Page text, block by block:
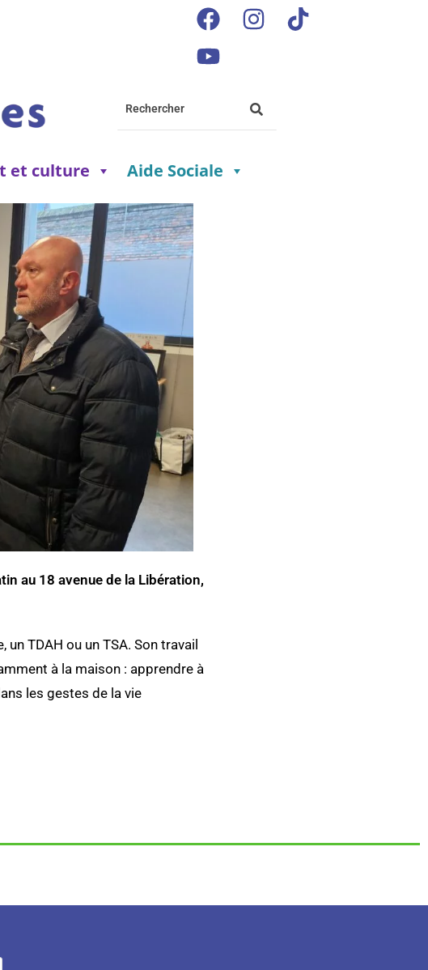
et culture Aide Sociale
au 18 avenue de la Libération,
TDAH ou un TSA. Son travail
à la maison : apprendre à
les gestes de la vie